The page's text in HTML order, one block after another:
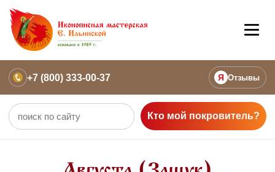
+7 (800) 333-00-37 Я Отзывы
Кто мой покровитель?